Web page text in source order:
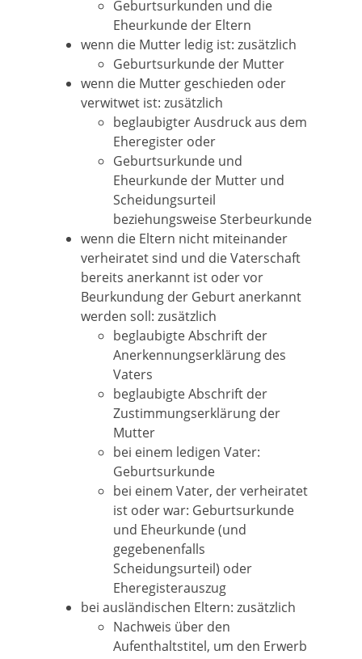
Geburtsurkunden und die
Eheurkunde der Eltern
wenn die Mutter ledig ist: zusätzlich
Geburtsurkunde der Mutter
wenn die Mutter geschieden oder
verwitwet ist: zusätzlich
beglaubigter Ausdruck aus dem
Eheregister oder
Geburtsurkunde und
Eheurkunde der Mutter und
Scheidungsurteil
beziehungsweise Sterbeurkunde
wenn die Eltern nicht miteinander
verheiratet sind und die Vaterschaft
bereits anerkannt ist oder vor
Beurkundung der Geburt anerkannt
werden soll: zusätzlich
beglaubigte Abschrift der
Anerkennungserklärung des
Vaters
beglaubigte Abschrift der
Zustimmungserklärung der
Mutter
bei einem ledigen Vater:
Geburtsurkunde
bei einem Vater, der verheiratet
ist oder war: Geburtsurkunde
und Eheurkunde (und
gegebenenfalls
Scheidungsurteil) oder
Eheregisterauszug
bei ausländischen Eltern: zusätzlich
Nachweis über den
Aufenthaltstitel, um den Erwerb